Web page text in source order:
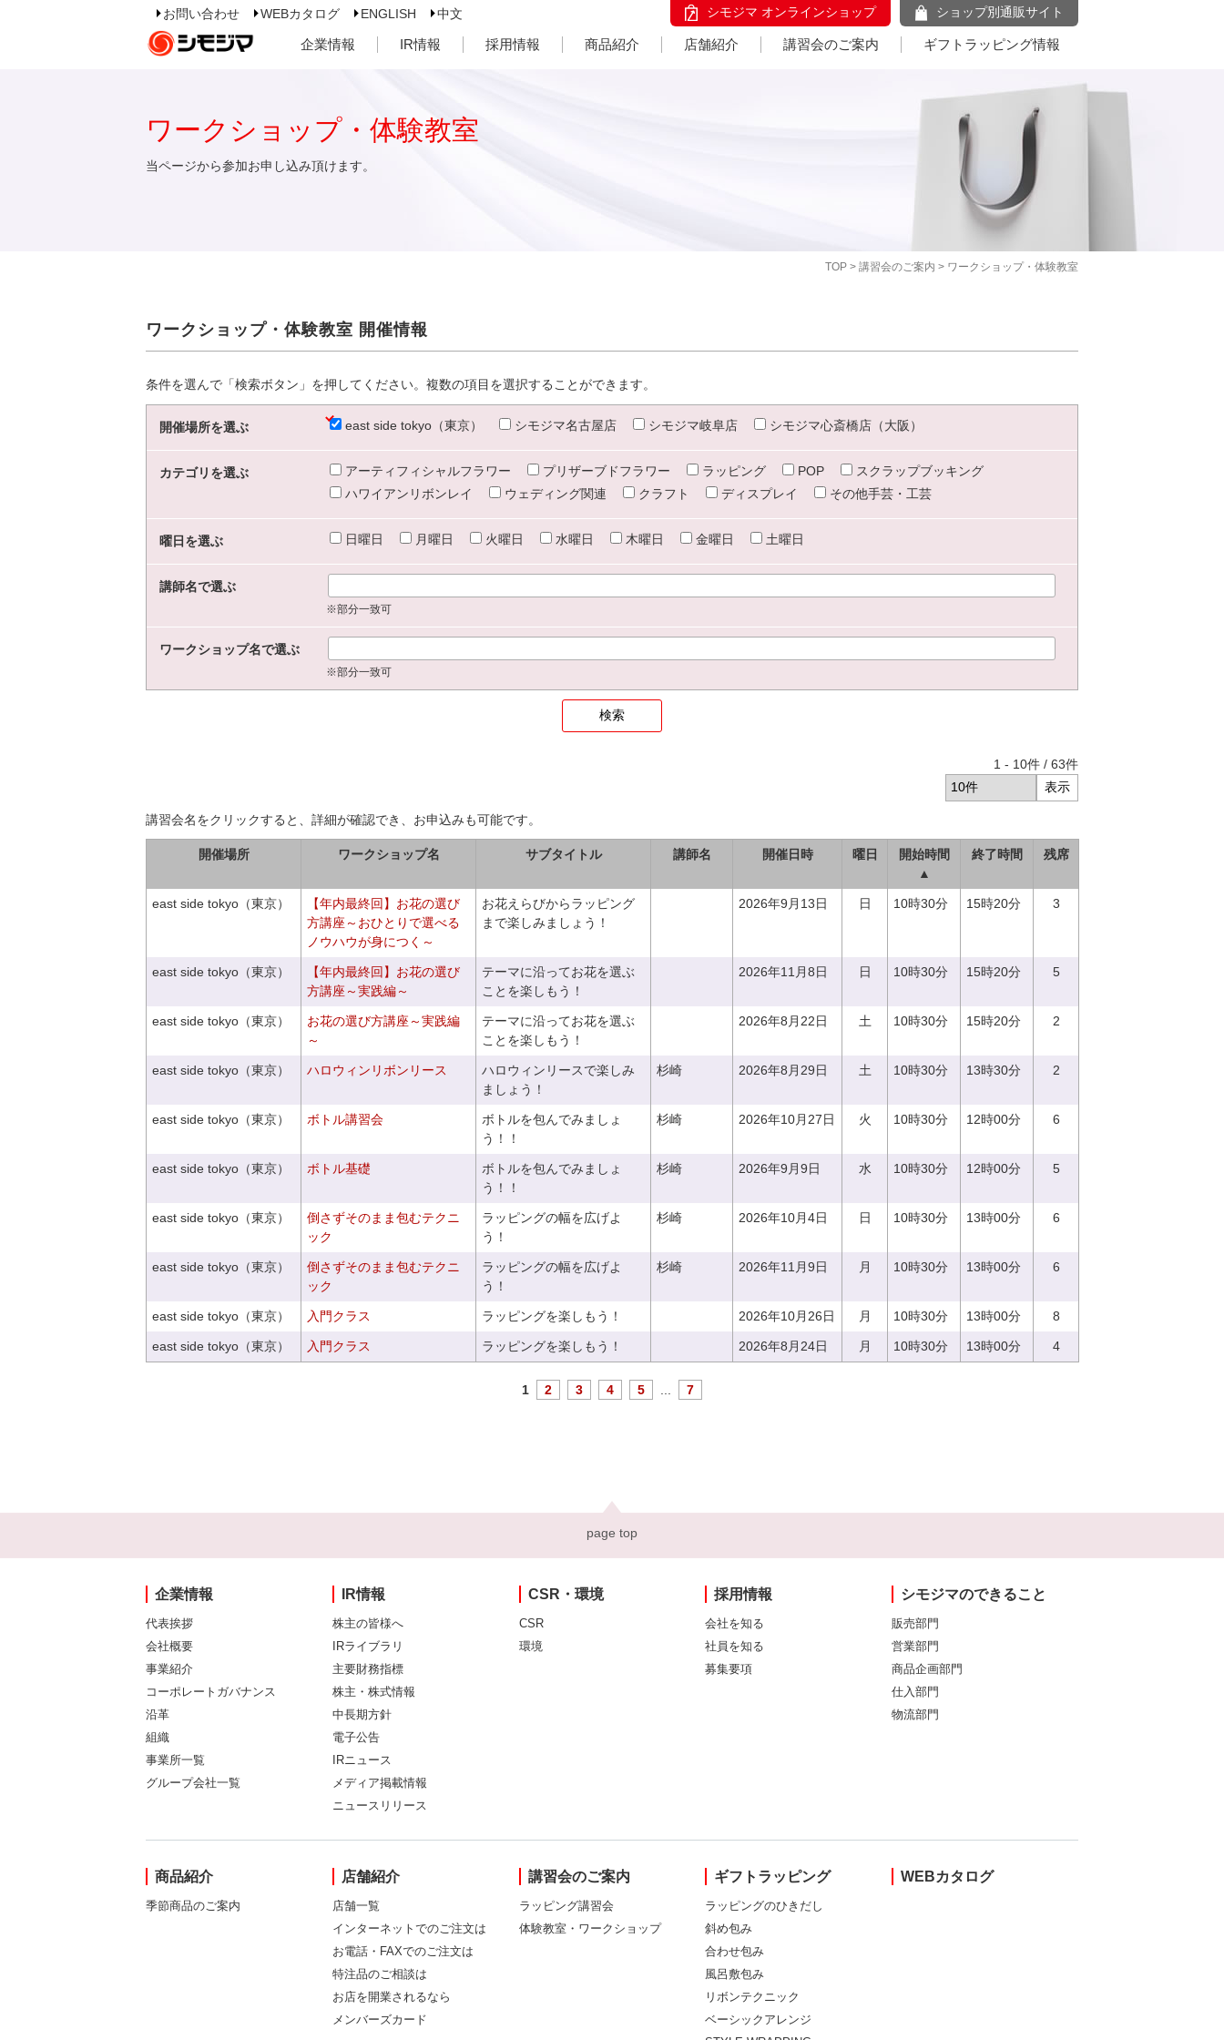
お問い合わせ WEBカタログ ENGLISH 中文 シモジマ オンラインショップ ショップ別通販サイト
企業情報 IR情報 採用情報 商品紹介 店舗紹介 講習会のご案内 ギフトラッピング情報
TOP > 講習会のご案内 > ワークショップ・体験教室
ワークショップ・体験教室
当ページから参加お申し込み頂けます。
ワークショップ・体験教室 開催情報
条件を選んで「検索ボタン」を押してください。複数の項目を選択することができます。
開催場所を選ぶ east side tokyo（東京） シモジマ名古屋店 シモジマ岐阜店 シモジマ心斎橋店（大阪）
カテゴリを選ぶ アーティフィシャルフラワー プリザーブドフラワー ラッピング POP
スクラップブッキング
ハワイアンリボンレイ
ウェディング関連 クラフト ディスプレイ その他手芸・工芸
曜日を選ぶ 日曜日 月曜日 火曜日 水曜日 木曜日 金曜日 土曜日
講師名で選ぶ
※部分一致可
ワークショップ名で選ぶ
※部分一致可
1 - 10件 / 63件
講習会名をクリックすると、詳細が確認でき、お申込みも可能です。
開催場所 ワークショップ名 サブタイトル 講師名 開催日時 曜日
開始時間
▲
終了時間 残席
east side tokyo（東京）
【年内最終回】お花の選び
方講座～おひとりで選べる
ノウハウが身につく～
お花えらびからラッピング
まで楽しみましょう！
2026年9月13日 日 10時30分 15時20分 3
east side tokyo（東京）
【年内最終回】お花の選び
方講座～実践編～
テーマに沿ってお花を選ぶ
ことを楽しもう！
2026年11月8日 日 10時30分 15時20分 5
east side tokyo（東京）
お花の選び方講座～実践編
～
テーマに沿ってお花を選ぶ
ことを楽しもう！
2026年8月22日 土 10時30分 15時20分 2
east side tokyo（東京） ハロウィンリボンリース
ハロウィンリースで楽しみ
ましょう！
杉崎 2026年8月29日 土 10時30分 13時30分 2
east side tokyo（東京） ボトル講習会
ボトルを包んでみましょ
う！！
杉崎 2026年10月27日 火 10時30分 12時00分 6
east side tokyo（東京） ボトル基礎
ボトルを包んでみましょ
う！！
杉崎 2026年9月9日 水 10時30分 12時00分 5
east side tokyo（東京）
倒さずそのまま包むテクニ
ック
ラッピングの幅を広げよ
う！
杉崎 2026年10月4日 日 10時30分 13時00分 6
east side tokyo（東京）
倒さずそのまま包むテクニ
ック
ラッピングの幅を広げよ
う！
杉崎 2026年11月9日 月 10時30分 13時00分 6
east side tokyo（東京） 入門クラス ラッピングを楽しもう！ 2026年10月26日 月 10時30分 13時00分 8
east side tokyo（東京） 入門クラス ラッピングを楽しもう！ 2026年8月24日 月 10時30分 13時00分 4
1 2 3 4 5 7
page top
企業情報
代表挨拶
会社概要
事業紹介
コーポレートガバナンス
沿革
組織
事業所一覧
グループ会社一覧
IR情報
株主の皆様へ
IRライブラリ
主要財務指標
株主・株式情報
中長期方針
電子公告
IRニュース
メディア掲載情報
ニュースリリース
CSR・環境
CSR
環境
採用情報
会社を知る
社員を知る
募集要項
シモジマのできること
販売部門
営業部門
商品企画部門
仕入部門
物流部門
商品紹介
季節商品のご案内
店舗紹介
店舗一覧
インターネットでのご注文は
お電話・FAXでのご注文は
特注品のご相談は
お店を開業されるなら
メンバーズカード
講習会のご案内
ラッピング講習会
体験教室・ワークショップ
ギフトラッピング
ラッピングのひきだし
斜め包み
合わせ包み
風呂敷包み
リボンテクニック
ベーシックアレンジ
WEBカタログ